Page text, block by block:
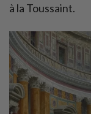
à la Toussaint.